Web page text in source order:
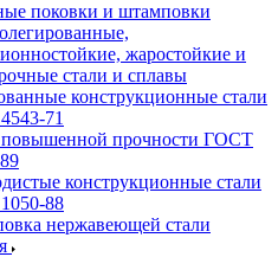
поковки и штамповки
жаростойкие и
стали и сплавы
конструкционные стали
71
прочности ГОСТ
конструкционные стали
88
нержавеющей стали